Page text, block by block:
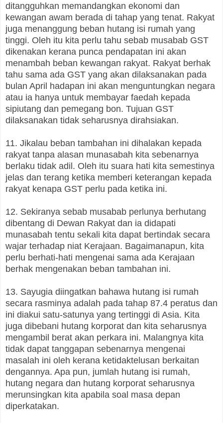
ditangguhkan memandangkan ekonomi dan
kewangan awam berada di tahap yang tenat. Rakyat
juga menanggung beban hutang isi rumah yang
tinggi. Oleh itu kita perlu tahu sebab musabab GST
dikenakan kerana punca pendapatan ini akan
menambah beban kewangan rakyat. Rakyat berhak
tahu sama ada GST yang akan dilaksanakan pada
bulan April hadapan ini akan menguntungkan negara
atau ia hanya untuk membayar faedah kepada
sipiutang dan pemegang bon. Tujuan GST
dilaksanakan tidak seharusnya dirahsiakan.
11. Jikalau beban tambahan ini dihalakan kepada
rakyat tanpa alasan munasabah kita sebenarnya
berlaku tidak adil. Oleh itu suara hati kita semestinya
jelas dan terang ketika memberi keterangan kepada
rakyat kenapa GST perlu pada ketika ini.
12. Sekiranya sebab musabab perlunya berhutang
dibentang di Dewan Rakyat dan ia didapati
munasabah tentu sekali kita dapat bertindak secara
wajar terhadap niat Kerajaan. Bagaimanapun, kita
perlu berhati-hati mengenai sama ada Kerajaan
berhak mengenakan beban tambahan ini.
13. Sayugia diingatkan bahawa hutang isi rumah
secara rasminya adalah pada tahap 87.4 peratus dan
ini diakui satu-satunya yang tertinggi di Asia. Kita
juga dibebani hutang korporat dan kita seharusnya
mengambil berat akan perkara ini. Malangnya kita
tidak dapat tanggapan sebenarnya mengenai
masalah ini oleh kerana ketidaktelusan berkaitan
dengannya. Apa pun, jumlah hutang isi rumah,
hutang negara dan hutang korporat seharusnya
merunsingkan kita apabila soal masa depan
diperkatakan.